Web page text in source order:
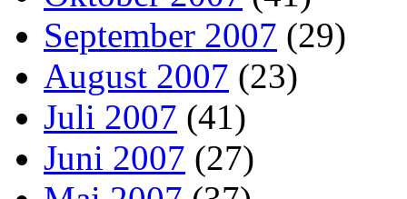
September 2007 (29)
August 2007 (23)
Juli 2007 (41)
Juni 2007 (27)